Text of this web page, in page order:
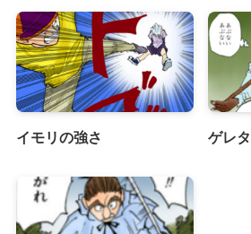
イモリの強さ ゲレ